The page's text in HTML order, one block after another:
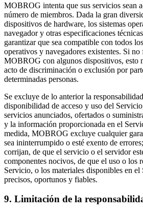
MOBROG intenta que sus servicios sean
número de miembros. Dada la gran
dispositivos de hardware, los sistemas
navegador y otras especificaciones
garantizar que sea compatible con todos
operativos y navegadores existentes. Si
MOBROG con algunos dispositivos, esto
acto de discriminación o exclusión por
determinadas personas.
Se excluye de lo anterior la
disponibilidad de acceso y uso del
servicios anunciados, ofertados o
y la información proporcionada en el
medida, MOBROG excluye cualquier
sea ininterrumpido o esté exento de
corrijan, de que el servicio o el servidor
componentes nocivos, de que el uso o los
Servicio, o los materiales disponibles en el
precisos, oportunos y fiables.
9. Limitación de la